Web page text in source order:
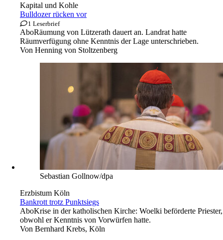
Kapital und Kohle
Bulldozer ­rücken vor
1 Leserbrief
AboRäumung von Lützerath dauert an. Landrat hatte
Räumverfügung ohne Kenntnis der Lage unterschrieben.
Von Henning von Stoltzenberg
Sebastian Gollnow/dpa
Erzbistum Köln
Bankrott trotz Punktsiegs
AboKrise in der katholischen Kirche: Woelki beförderte Priester,
obwohl er Kenntnis von Vorwürfen hatte.
Von Bernhard Krebs, Köln